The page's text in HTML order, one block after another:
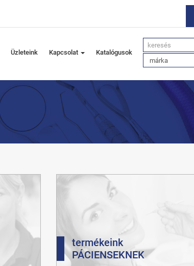
Üzleteink Kapcsolat Katalógusok
termékeink
PÁCIENSEKNEK